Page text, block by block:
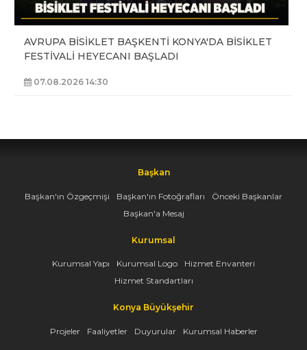
AVRUPA BİSİKLET BAŞKENTİ KONYA'DA BİSİKLET
FESTİVALİ HEYECANI BAŞLADI
07.08.2026 14:30
Başkan
Başkan'ın Özgeçmişi Başkan'ın Fotoğrafları
Önceki Başkanlar
Başkan'a Mesaj
Kurumsal
Kurumsal Yapı Kurumsal Logo
Hizmet Envanteri
Hizmet Standartları
Konya Büyükşehir
Projeler Faaliyetler Duyurular Kurumsal Haberler